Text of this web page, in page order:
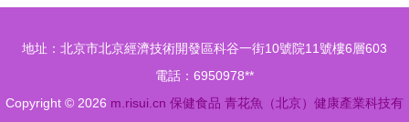
健康產業
求
地址：北京市北京經濟技術開發區科谷一街10號院11號樓6層603
電話：6950978**
Copyright © 2026 m.risui.cn 保健食品 青花魚（北京）健康產業科技有